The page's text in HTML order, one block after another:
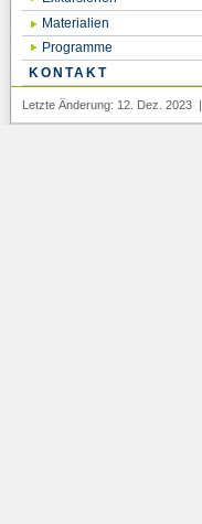
Materialien
Programme
KONTAKT
Letzte Änderung: 12. Dez. 2023 |